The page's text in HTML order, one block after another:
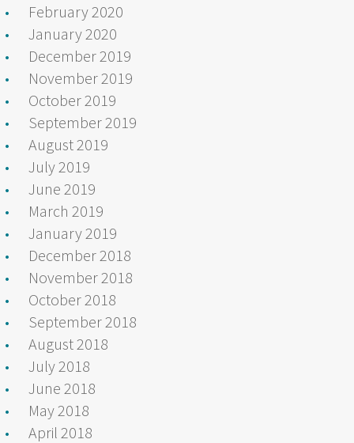
February 2020
January 2020
December 2019
November 2019
October 2019
September 2019
August 2019
July 2019
June 2019
March 2019
January 2019
December 2018
November 2018
October 2018
September 2018
August 2018
July 2018
June 2018
May 2018
April 2018